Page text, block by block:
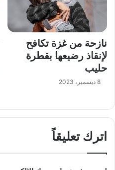
نازحة من غزة تكافح
لإنقاذ رضيعها بقطرة
حليب
8 ديسمبر، 2023
اترك تعليقاً